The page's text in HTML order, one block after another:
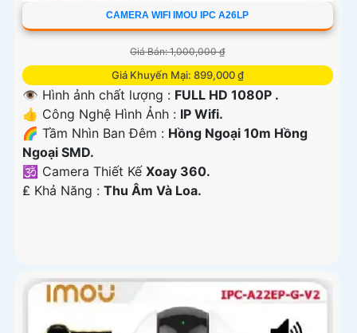
CAMERA WIFI IMOU IPC A26LP
Giá Bán: 1,000,000 ₫
Giá Khuyến Mại: 899,000 ₫
👁 Hình ảnh chất lượng : FULL HD 1080P .
👍 Công Nghệ Hình Ảnh : IP Wifi.
🌈 Tầm Nhìn Ban Đêm : Hồng Ngoại 10m Hồng
Ngoại SMD.
🕉️ Camera Thiết Kế Xoay 360.
️₤ Khả Năng : Thu Âm Và Loa.